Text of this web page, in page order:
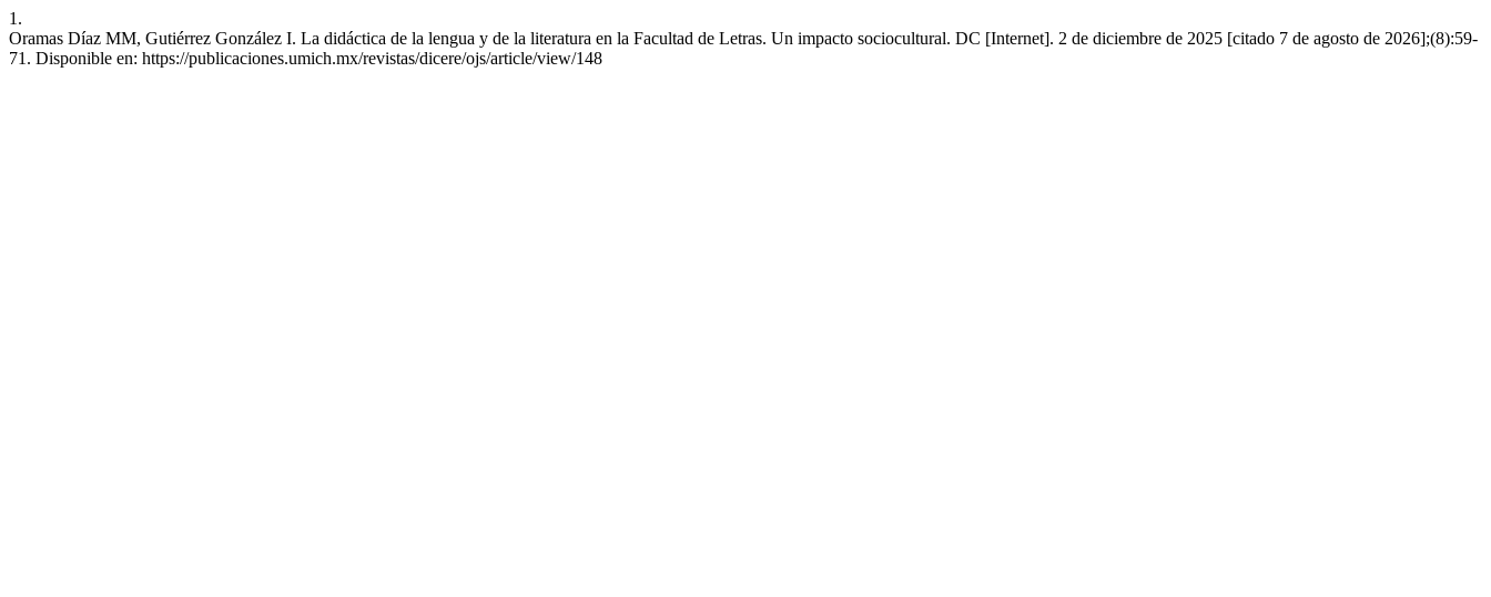
1.
Oramas Díaz MM, Gutiérrez González I. La didáctica de la lengua y de la literatura en la Facultad de Letras. Un impacto sociocultural. DC [Internet]. 2 de diciembre de 2025 [citado 7 de agosto de 2026];(8):59-
71. Disponible en: https://publicaciones.umich.mx/revistas/dicere/ojs/article/view/148